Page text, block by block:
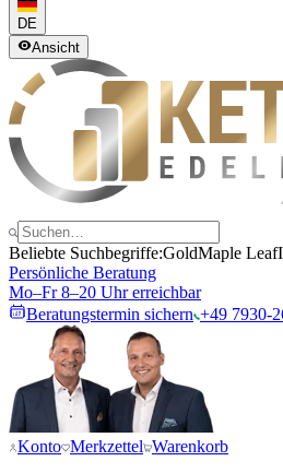
DE
Ansicht
Beliebte Suchbegriffe:GoldMaple Leaf
Persönliche Beratung
Mo–Fr 8–20 Uhr erreichbar
Beratungstermin sichern +49 7930-
Konto Merkzettel Warenkorb